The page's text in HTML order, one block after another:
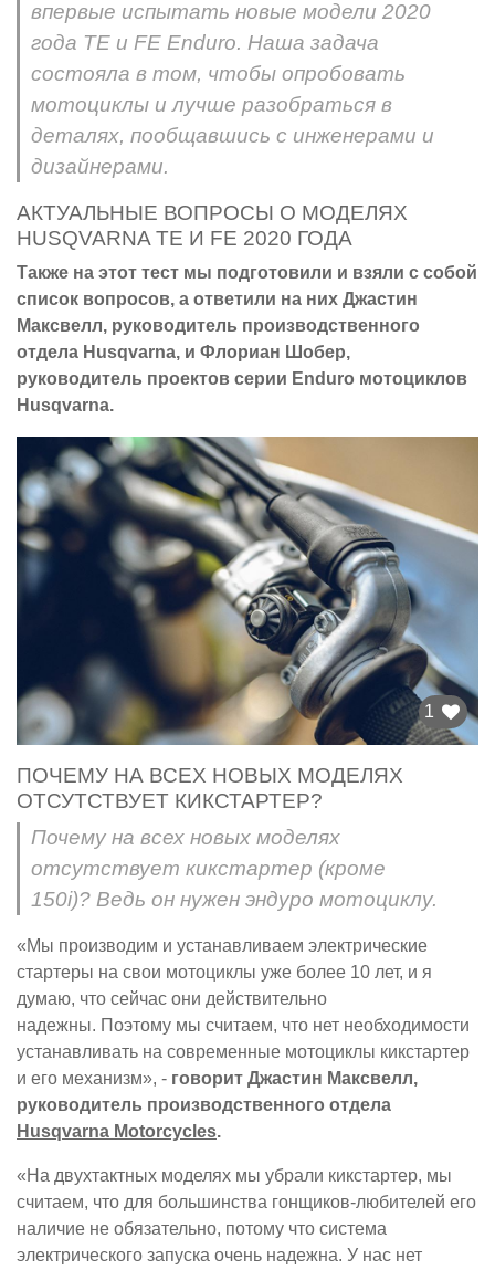
впервые испытать новые модели 2020
года TE и FE Enduro. Наша задача
состояла в том, чтобы опробовать
мотоциклы и лучше разобраться в
деталях, пообщавшись с инженерами и
дизайнерами.
АКТУАЛЬНЫЕ ВОПРОСЫ О МОДЕЛЯХ
HUSQVARNA TE И FE 2020 ГОДА
Также на этот тест мы подготовили и взяли с собой
список вопросов, а ответили на них Джастин
Максвелл, руководитель производственного
отдела Husqvarna, и Флориан Шобер,
руководитель проектов серии Enduro мотоциклов
Husqvarna.
1
ПОЧЕМУ НА ВСЕХ НОВЫХ МОДЕЛЯХ
ОТСУТСТВУЕТ КИКСТАРТЕР?
Почему на всех новых моделях
отсутствует кикстартер (кроме
150i)? Ведь он нужен эндуро мотоциклу.
«Мы производим и устанавливаем электрические
стартеры на свои мотоциклы уже более 10 лет, и я
думаю, что сейчас они действительно
надежны. Поэтому мы считаем, что нет необходимости
устанавливать на современные мотоциклы кикстартер
и его механизм», - говорит Джастин Максвелл,
руководитель производственного отдела
Husqvarna Motorcycles.
«На двухтактных моделях мы убрали кикстартер, мы
считаем, что для большинства гонщиков-любителей его
наличие не обязательно, потому что система
электрического запуска очень надежна. У нас нет